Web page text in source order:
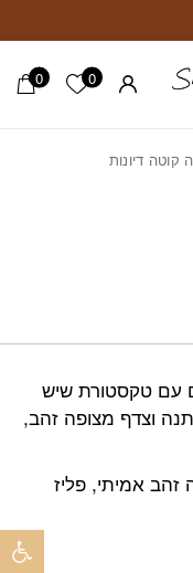
0 הרשימה
0
קוטה דיונות
עם טקסטורת שיש
וצדף מצופה זהב,
זהב אמיתי, פליז